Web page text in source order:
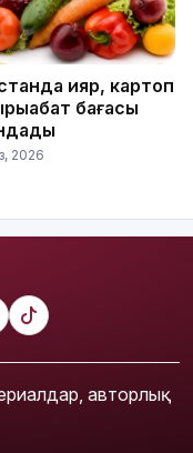
қияр, картоп
бағасы
2026
авторлық